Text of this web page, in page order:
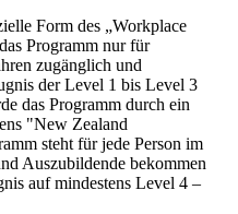
Form des „Workplace
Programm nur für
zugänglich und
der Level 1 bis Level 3
das Programm durch ein
"New Zealand
steht für jede Person im
Auszubildende bekommen
auf mindestens Level 4 –